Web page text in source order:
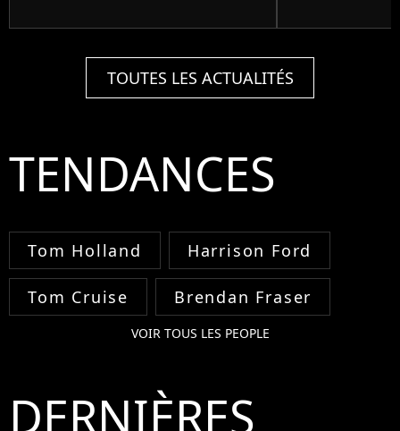
TOUTES LES ACTUALITÉS
TENDANCES
Tom Holland Harrison Ford
Tom Cruise Brendan Fraser
VOIR TOUS LES PEOPLE
DERNIÈRES